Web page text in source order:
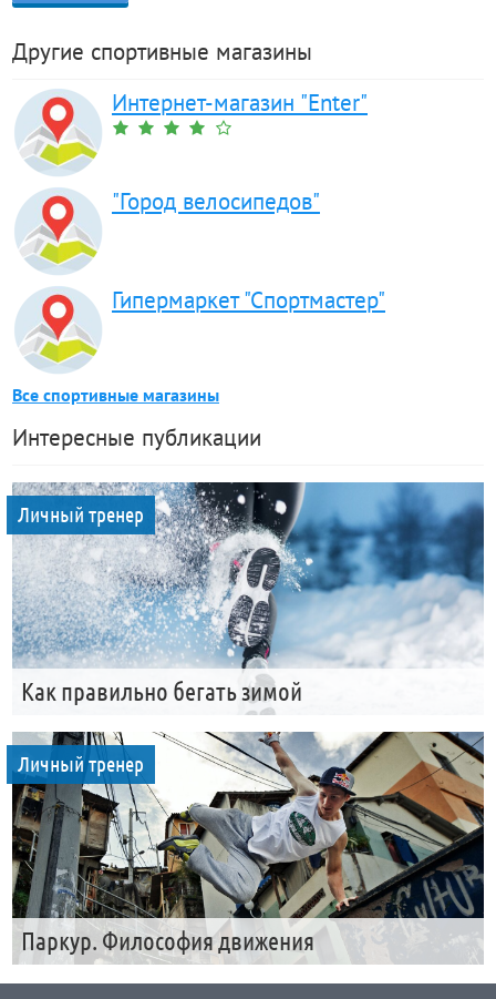
Другие спортивные магазины
Интернет-магазин "Enter"
"Город велосипедов"
Гипермаркет "Спортмастер"
Все спортивные магазины
Интересные публикации
Личный тренер
Как правильно бегать зимой
Личный тренер
Паркур. Философия движения